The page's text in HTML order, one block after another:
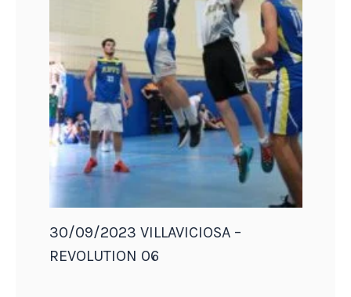
30/09/2023 VILLAVICIOSA –
REVOLUTION 06